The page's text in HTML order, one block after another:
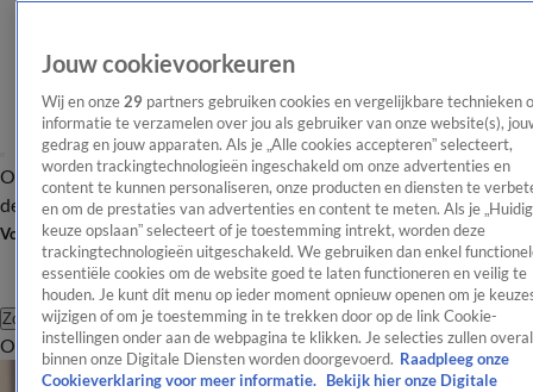
OverzichtAfleveringen Entertainment TV Algemeen
Tip
de redactieNieuwsbrief
Volg Shownieuws
Zoeken
OverzichtEntertainmentSpraakmakendRealityCrimeVideo's
Jouw cookievoorkeuren
Wij en onze 29 partners gebruiken cookies en vergelijkbare technieken
informatie te verzamelen over jou als gebruiker van onze website(s),
gedrag en jouw apparaten. Als je „Alle cookies accepteren” selecteert,
worden trackingtechnologieën ingeschakeld om onze advertenties en
content te kunnen personaliseren, onze producten en diensten te
en om de prestaties van advertenties en content te meten. Als je
keuze opslaan” selecteert of je toestemming intrekt, worden deze
trackingtechnologieën uitgeschakeld. We gebruiken dan enkel
essentiële cookies om de website goed te laten functioneren en veilig te
houden. Je kunt dit menu op ieder moment opnieuw openen om je
wijzigen of om je toestemming in te trekken door op de link Cookie-
instellingen onder aan de webpagina te klikken. Je selecties zullen overal
binnen onze Digitale Diensten worden doorgevoerd. Raadpleeg onze
Cookieverklaring voor meer informatie.
Bekijk hier onze Digitale